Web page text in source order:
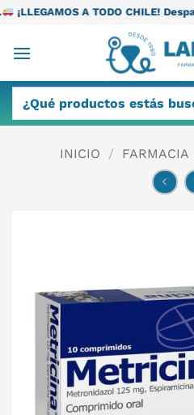
Saltar
contenido
TODO CHILE! Despacho de Lunes a
por:
INICIO / FARMACIA